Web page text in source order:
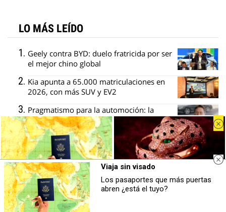
LO MÁS LEÍDO
Geely contra BYD: duelo fratricida por ser
el mejor chino global
Kia apunta a 65.000 matriculaciones en
2026, con más SUV y EV2
Pragmatismo para la automoción: la
receta de los fabricantes europeos
Bruselas cambia el arancel del Tavascan
por un precio mínimo y un cupo
Stellantis y Mercedes descartan dos
gigafactorías en Italia y Alemania
Viaja sin visado
Los pasaportes que más puertas
abren ¿está el tuyo?
Belleza indomable
El diamante que simboliza la
Viaja sin visado
Los pasaportes que más puertas
abren ¿está el tuyo?